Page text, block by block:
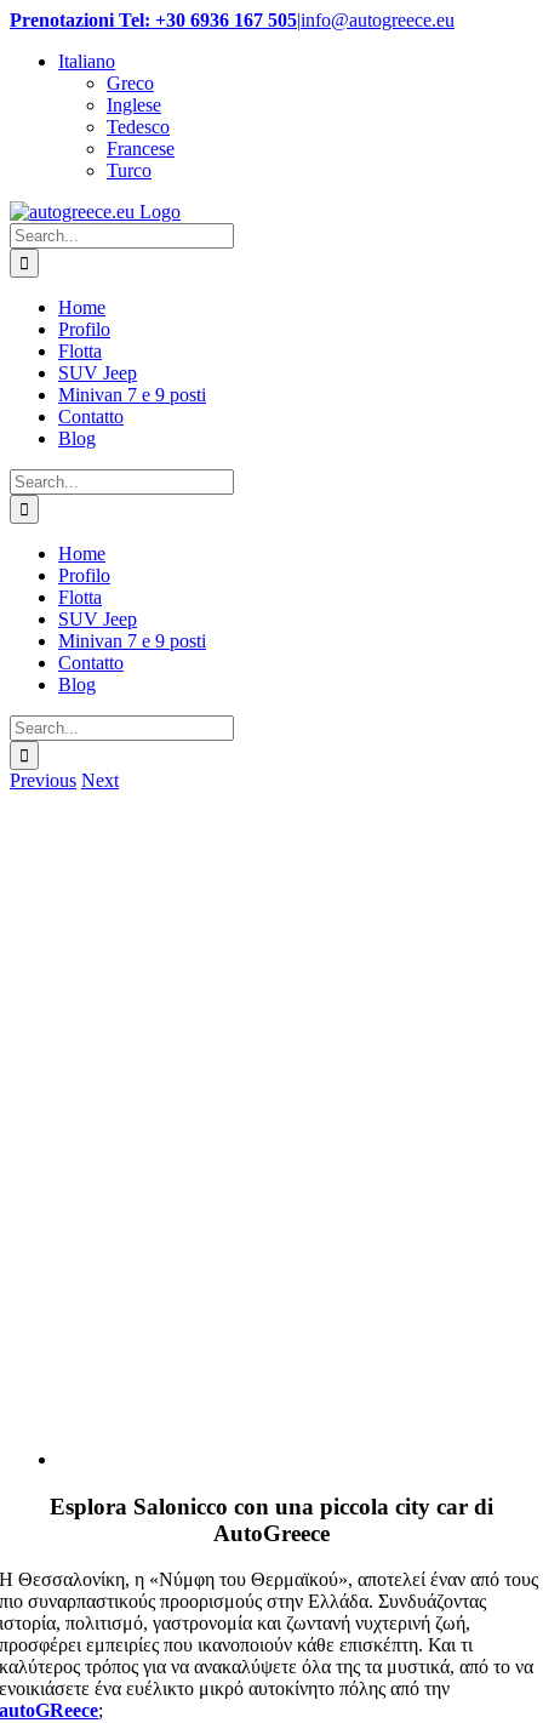
Skip
content
Prenotazioni Tel: +30 6936 167 505|info@autogreece.eu
Italiano
Greco
Inglese
Tedesco
Francese
Turco
Search
for:
Home
Profilo
Flotta
SUV Jeep
Minivan 7 e 9 posti
Contatto
Blog
Search
for:
Home
Profilo
Flotta
SUV Jeep
Minivan 7 e 9 posti
Contatto
Blog
Search
for:
Previous Next
Esplora Salonicco con una piccola city car di
AutoGreece
Η Θεσσαλονίκη, η «Νύμφη του Θερμαϊκού», αποτελεί έναν από τους
πιο συναρπαστικούς προορισμούς στην Ελλάδα. Συνδυάζοντας
ιστορία, πολιτισμό, γαστρονομία και ζωντανή νυχτερινή ζωή,
προσφέρει εμπειρίες που ικανοποιούν κάθε επισκέπτη. Και τι
καλύτερος τρόπος για να ανακαλύψετε όλα της τα μυστικά, από το να
ενοικιάσετε ένα ευέλικτο μικρό αυτοκίνητο πόλης από την
autoGReece;